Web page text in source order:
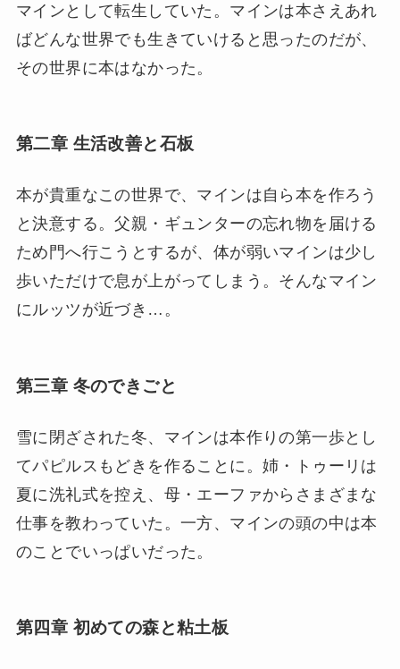
マインとして転生していた。マインは本さえあれ
ばどんな世界でも生きていけると思ったのだが、
その世界に本はなかった。
第二章 生活改善と石板
本が貴重なこの世界で、マインは自ら本を作ろう
と決意する。父親・ギュンターの忘れ物を届ける
ため門へ行こうとするが、体が弱いマインは少し
歩いただけで息が上がってしまう。そんなマイン
にルッツが近づき…。
第三章 冬のできごと
雪に閉ざされた冬、マインは本作りの第一歩とし
てパピルスもどきを作ることに。姉・トゥーリは
夏に洗礼式を控え、母・エーファからさまざまな
仕事を教わっていた。一方、マインの頭の中は本
のことでいっぱいだった。
第四章 初めての森と粘土板